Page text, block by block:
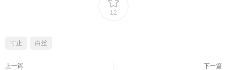
12
寸止 白丝
上一篇 下一篇